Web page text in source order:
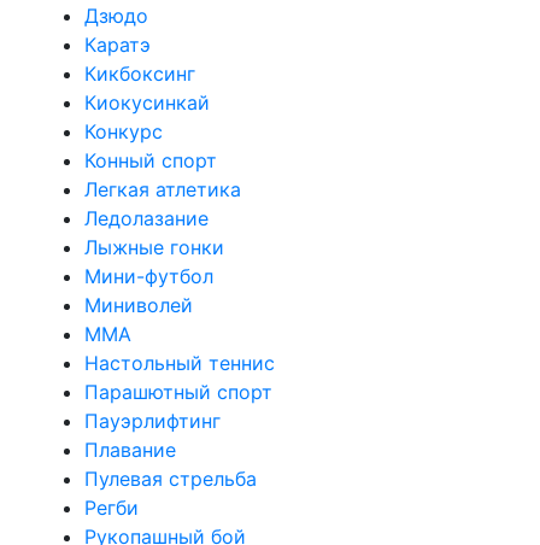
Дзюдо
Каратэ
Кикбоксинг
Киокусинкай
Конкурс
Конный спорт
Легкая атлетика
Ледолазание
Лыжные гонки
Мини-футбол
Миниволей
ММА
Настольный теннис
Парашютный спорт
Пауэрлифтинг
Плавание
Пулевая стрельба
Регби
Рукопашный бой